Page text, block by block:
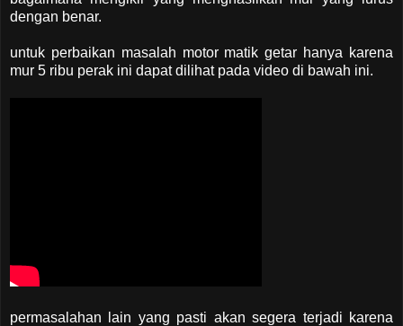
dengan benar.
untuk perbaikan masalah motor matik getar hanya karena
mur 5 ribu perak ini dapat dilihat pada video di bawah ini.
permasalahan lain yang pasti akan segera terjadi karena